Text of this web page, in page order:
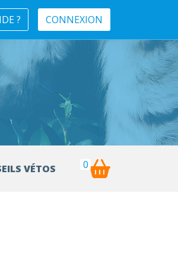
? CONNEXION
VÉTOS 0